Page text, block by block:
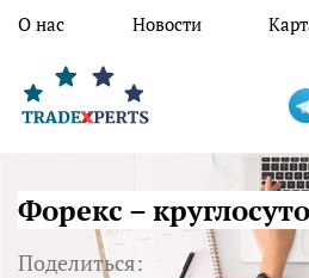
Перейти к основному
О нас Новости
Форекс –
Поделиться: